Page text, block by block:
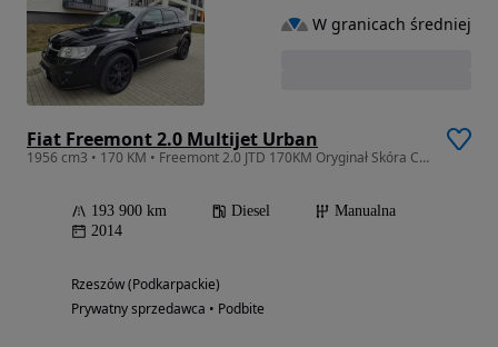
Fiat Freemont 2.0 Multijet Urban
1956 cm3 • 170 KM • Freemont 2.0 JTD 170KM Oryginał Skóra Czujniki Kamera Keyless 7os Hak
193 900 km Diesel
Manualna
2014
Rzeszów (Podkarpackie)
Prywatny sprzedawca • Podbite
W granicach średniej